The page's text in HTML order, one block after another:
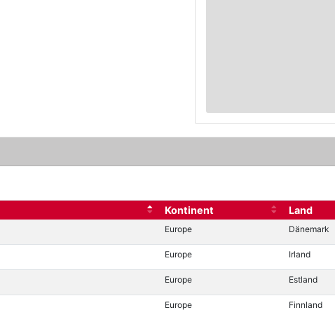
Kontinent Land
Europe Dänemark
Europe Irland
Europe Estland
Europe Finnland